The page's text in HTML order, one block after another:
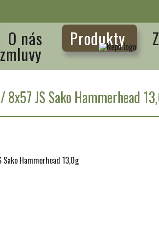
O nás Produkty
zmluvy
/8x57 JS Sako Hammerhead